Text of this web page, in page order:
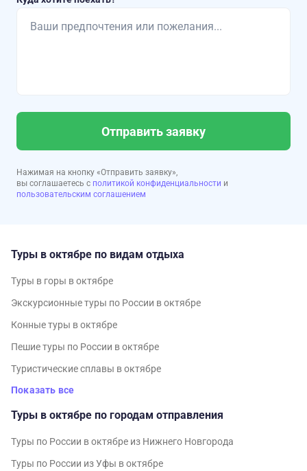
Отправить заявку
Нажимая на кнопку «Отправить заявку»,
вы соглашаетесь с политикой конфиденциальности и
пользовательским соглашением
Туры в октябре по видам отдыха
Туры в горы в октябре
Экскурсионные туры по России в октябре
Конные туры в октябре
Пешие туры по России в октябре
Туристические сплавы в октябре
Показать все
Туры в октябре по городам отправления
Туры по России в октябре из Нижнего Новгорода
Туры по России из Уфы в октябре